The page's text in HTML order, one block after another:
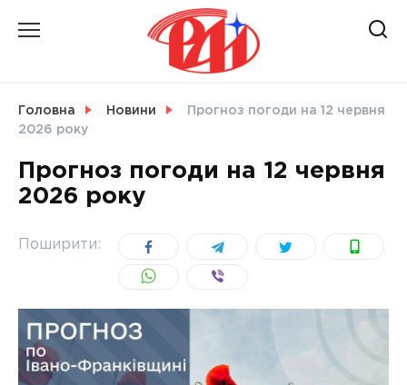
УКРАЇНА
Головна Новини
Прогноз погоди на 12 червня
2026 року
Прогноз погоди на 12 червня
2026 року
Поширити: